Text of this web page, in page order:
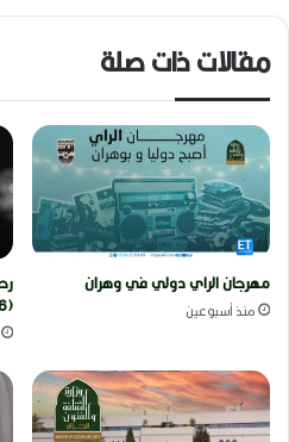
مقالات ذات صلة
مهرجان الراي دولي في وهران
منذ أسبوعين
(1946-2026)